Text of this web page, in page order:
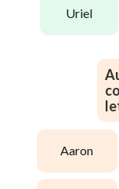
uriel
aaron